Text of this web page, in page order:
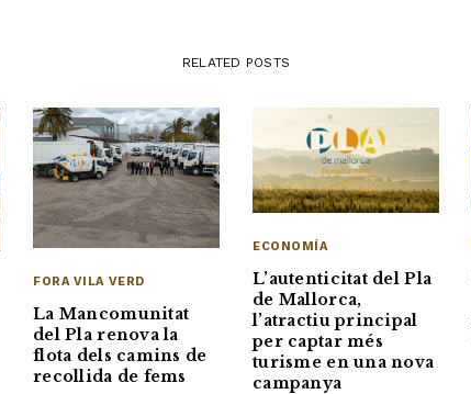
RELATED POSTS
FORA VILA VERD
La Mancomunitat
del Pla renova la
flota dels camins de
recollida de fems
ECONOMÍA
L’autenticitat del Pla
de Mallorca,
l’atractiu principal
per captar més
turisme en una nova
campanya